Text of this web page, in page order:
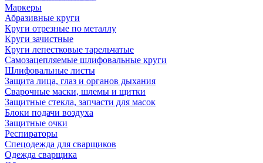
Маркеры
Абразивные круги
Круги отрезные по металлу
Круги зачистные
Круги лепестковые тарельчатые
Самозацепляемые шлифовальные круги
Шлифовальные листы
Защита лица, глаз и органов дыхания
Сварочные маски, шлемы и щитки
Защитные стекла, запчасти для масок
Блоки подачи воздуха
Защитные очки
Респираторы
Спецодежда для сварщиков
Одежда сварщика